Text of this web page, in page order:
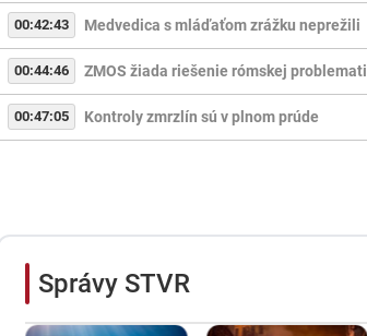
00:42:43 Medvedica s mláďaťom zrážku neprežili
00:44:46 ZMOS žiada riešenie rómskej
00:47:05 Kontroly zmrzlín sú v plnom prúde
Správy STVR